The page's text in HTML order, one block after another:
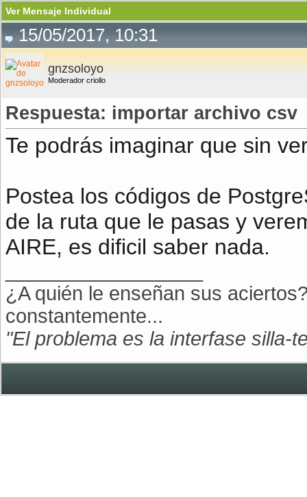
Ver Mensaje Individual
15/05/2017, 10:31
gnzsoloyo
Moderador criollo
Respuesta: importar archivo csv
Te podrás imaginar que sin
Postea los códigos de
de la ruta que le pasas y
AIRE, es dificil saber nada.
¿A quién le enseñan sus
constantemente...
"El problema es la interfase silla-